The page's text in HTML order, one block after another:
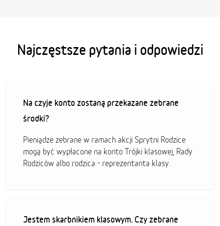
Najczęstsze pytania i odpowiedzi
Na czyje konto zostaną przekazane zebrane
środki?
Pieniądze zebrane w ramach akcji Sprytni Rodzice
mogą być wypłacone na konto Trójki klasowej, Rady
Rodziców albo rodzica - reprezentanta klasy.
Jestem skarbnikiem klasowym. Czy zebrane